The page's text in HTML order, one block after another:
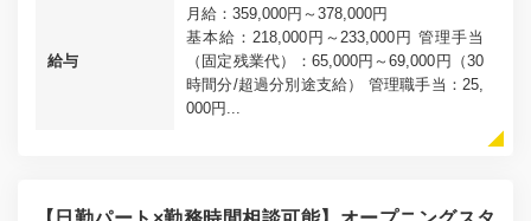
給与
月給：359,000円～378,000円
基本給：218,000円～233,000円 管理手当
（固定残業代）：65,000円～69,000円（30
時間分/超過分別途支給） 管理職手当：25,
000円...